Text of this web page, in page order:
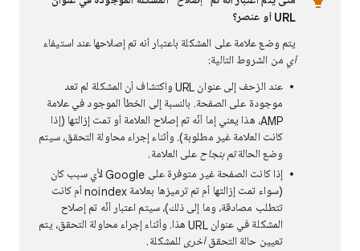
URL أو عنصر؟
يتم وضع علامة على المشكلة باعتبار أنه تم إصلاحها عند استيفاء
أي من الشروط التالية:
عند الزحف إلى عنوان URL واكتشاف أن المشكلة لم تعد
موجودة على الصفحة. بالنسبة إلى الخطأ الموجود في علامة
AMP، هذا يعني إما أنّه تم إصلاح العلامة أو تمت إزالتها (إذا
كانت العلامة غير مطلوبة). وأثناء إجراء محاولة التحقق، سيتم
وضع الحالةتم بنجاح على العلامة.
إذا كانت الصفحة غير متوفرة على Google لأي سبب كان
(سواء تمت إزالتها أم تم ترميزها بعلامة noindex أم كانت
تتطلب مصادقة، وما إلى ذلك)، سيتم اعتبار أنّه تم إصلاح
المشكلة في عنوان URL هذا. وأثناء إجراء محاولة التحقق، يتم
تعيين حالة التحققأخرى للمشكلة.